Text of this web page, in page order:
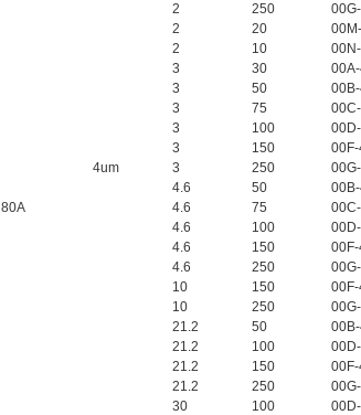
80A
4um
2
250
2
20
2
10
3
30
3
50
3
75
3
100
3
150
3
250
4.6
50
4.6
75
4.6
100
4.6
150
4.6
250
10
150
10
250
21.2
50
21.2
100
21.2
150
21.2
250
30
100